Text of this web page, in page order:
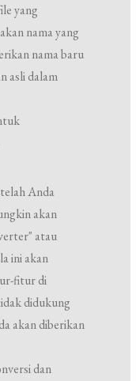
yang
nama yang
nama baru
asli dalam
Anda
akan
atau
ini akan
fitur di
didukung
akan diberikan
dan